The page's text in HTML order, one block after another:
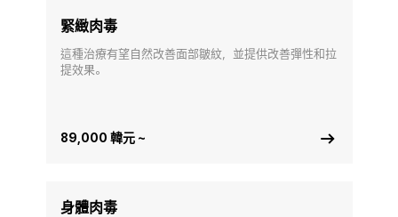
緊緻肉毒
這種治療有望自然改善面部皺紋，並提供改善彈性和拉
提效果。
89,000 韓元 ~
身體肉毒